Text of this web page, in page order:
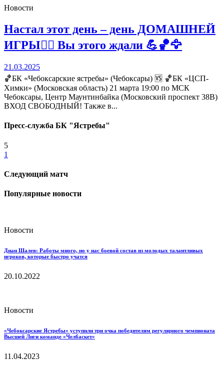
Новости
Настал этот день – день ДОМАШНЕЙ
ИГРЫ❤️‍🔥 Вы этого ждали 💪🏀🦅
21.03.2025
🏀БК «Чебоксарские ястребы» (Чебоксары) 🆚 🏀БК «ЦСП-
Химки» (Московская область) 21 марта 19:00 по МСК
Чебоксары, Центр Маунтинбайка (Московский проспект 38В)
ВХОД СВОБОДНЫЙ! Также в...
Пресс-служба БК "Ястребы"
5
1
Следующий матч
Популярные новости
Новости
Диан Шалев: Работы много, но у нас боевой состав из молодых талантливых
игроков, которые быстро учатся
20.10.2022
Новости
«Чебоксарские Ястребы» уступили три очка победителям регулярного чемпионата
Высшей Лиги команде «Челбаскет»
11.04.2023